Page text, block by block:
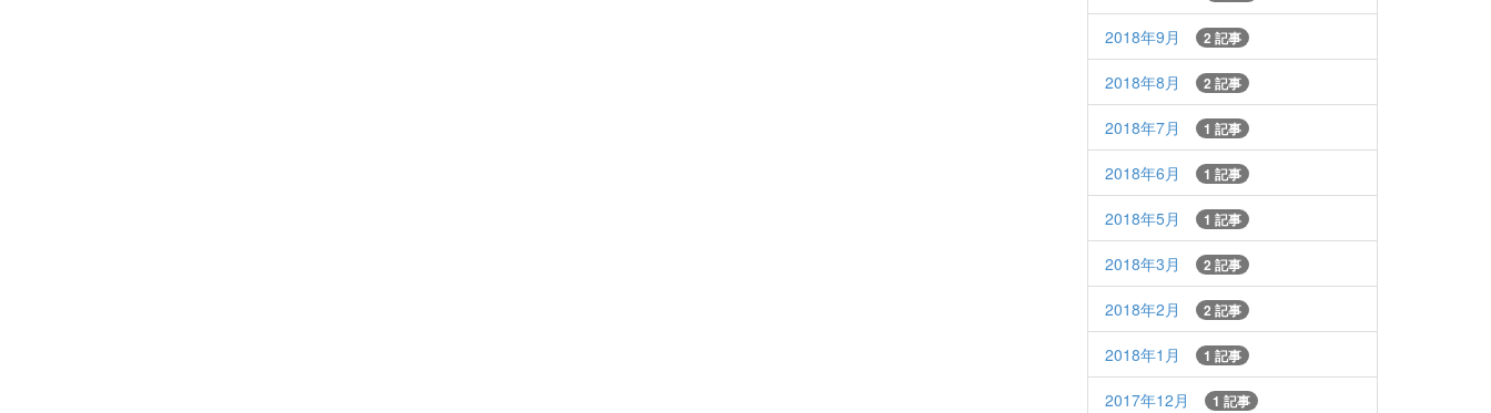
2018年9月 2 記事
2018年8月 2 記事
2018年7月 1 記事
2018年6月 1 記事
2018年5月 1 記事
2018年3月 2 記事
2018年2月 2 記事
2018年1月 1 記事
2017年12月 1 記事